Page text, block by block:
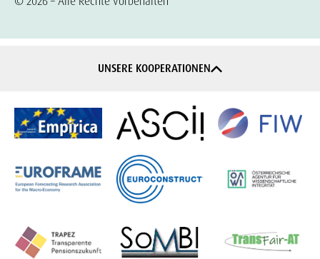
UNSERE KOOPERATIONEN